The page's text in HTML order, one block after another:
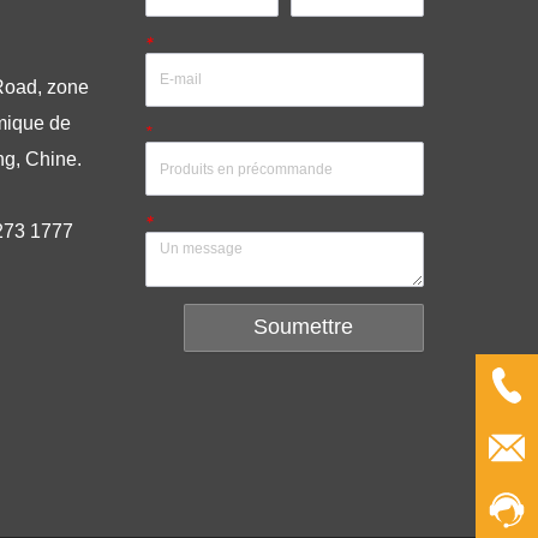
zone
de
Chine.
1777
*
*
*
Soumettre